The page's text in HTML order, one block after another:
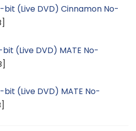
bit (Live DVD) Cinnamon No-
bit (Live DVD) MATE No-
bit (Live DVD) MATE No-